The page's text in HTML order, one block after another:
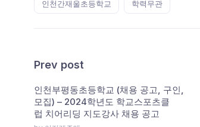
인천간재울초등학교 학력무관
Prev post
인천부평동초등학교 (채용 공고, 구인,
모집) – 2024학년도 학교스포츠클
럽 치어리딩 지도강사 채용 공고